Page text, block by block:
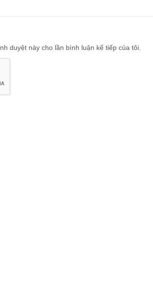
duyệt này cho lần bình luận kế tiếp của tôi.